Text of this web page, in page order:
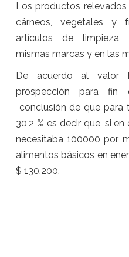
Los productos
cárneos, vegetales y
artículos de limpieza,
mismas marcas y en las
De acuerdo al valor
prospección para
conclusión de que para
30,2 % es decir que, si
necesitaba 100000 por
alimentos básicos en
$ 130.200.